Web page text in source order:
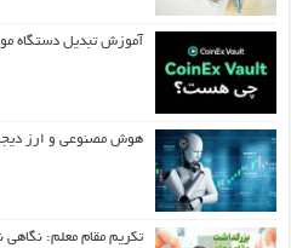
آموزش تبدیل دستگاه
هوش مصنوعی و ارز
تکریم مقام معلم: